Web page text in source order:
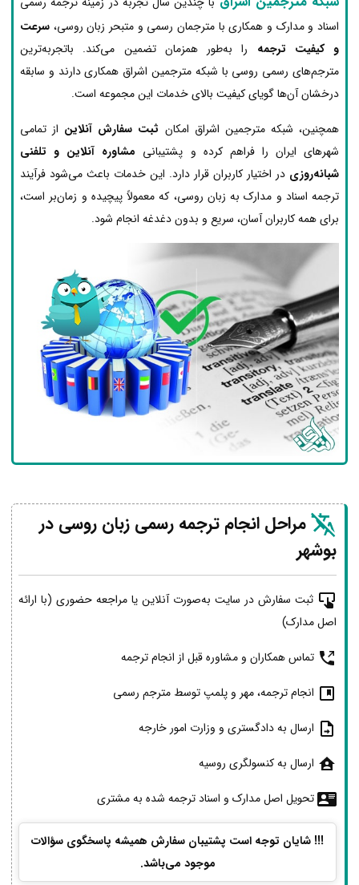
اسناد و مدارک و همکاری با مترجمان رسمی و متبحر زبان روسی، سرعت
و کیفیت ترجمه را به‌طور همزمان تضمین می‌کند. باتجربه‌ترین
مترجم‌های رسمی روسی با شبکه مترجمین اشراق همکاری دارند و سابقه
درخشان آن‌ها گویای کیفیت بالای خدمات این مجموعه است.
همچنین، شبکه مترجمین اشراق امکان ثبت سفارش آنلاین از تمامی
شهرهای ایران را فراهم کرده و پشتیبانی مشاوره آنلاین و تلفنی
شبانه‌روزی در اختیار کاربران قرار دارد. این خدمات باعث می‌شود فرآیند
ترجمه اسناد و مدارک به زبان روسی، که معمولاً پیچیده و زمان‌بر است،
برای همه کاربران آسان، سریع و بدون دغدغه انجام شود.
مراحل انجام ترجمه رسمی زبان روسی در
بوشهر
ثبت سفارش در سایت به‌صورت آنلاین یا مراجعه حضوری (با ارائه
اصل مدارک)
تماس همکاران و مشاوره قبل از انجام ترجمه
انجام ترجمه، مهر و پلمپ توسط مترجم رسمی
ارسال به دادگستری و وزارت امور خارجه
ارسال به کنسولگری روسیه
تحویل اصل مدارک و اسناد ترجمه شده به مشتری
!!! شایان توجه است پشتیبان سفارش همیشه پاسخگوی سؤالات
موجود می‌باشد.